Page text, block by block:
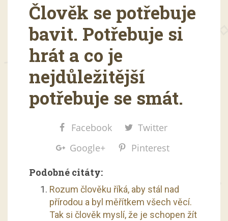
Člověk se potřebuje
bavit. Potřebuje si
hrát a co je
nejdůležitější
potřebuje se smát.
Facebook
Twitter
Google+
Pinterest
Podobné citáty:
Rozum člověku říká, aby stál nad
přírodou a byl měřítkem všech věcí.
Tak si člověk myslí, že je schopen žít